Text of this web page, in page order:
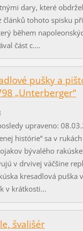
dary, které
článků tohoto spisku
během
část c....
pušky a
„Unterberger“
upraveno:
histórie“ sa v
bývalého
v drvivej väčšine
kresadlová puška
v krátkosti...
švališér